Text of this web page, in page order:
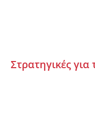
Στρατηγικές